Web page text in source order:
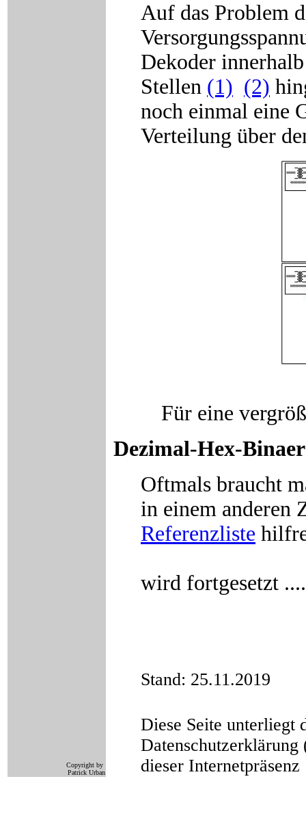
Auf das Problem
Dekoder
Stellen (1) (2)
noch einmal eine
Verteilung über
Für eine
Dezimal-Hex-Binaer
Oftmals braucht
in einem anderen
Referenzliste
wird fortgesetzt ....
Stand: 25.11.2019
Diese Seite unterliegt
dieser Internetpräsenz
Copyright by
Patrick Urban